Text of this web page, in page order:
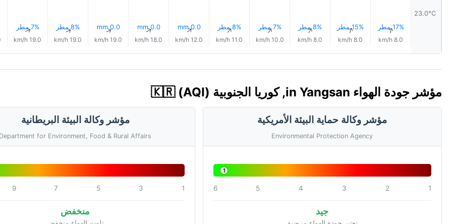
23.0°C
17% مطر↑
8.0 km/h
15% مطر↑
8.0 km/h
8% مطر↑
8.0 km/h
7% مطر↑
10.0 km/h
8% مطر↑
11.0 km/h
0.0 mm
↑
12.0 km/h
0.0 mm
↑
18.0 km/h
0.0 mm
↑
19.0 km/h
8% مطر↑
19.0 km/h
7% مطر↑
19.0 km/h
مؤشر جودة الهواء in Yangsan, كوريا الجنوبية 🇰🇷 (AQI)
مؤشر وكالة حماية البيئة الأمريكية
Environmental Protection Agency
1
1
2
3
4
5
6
جيد
مؤشر وكالة البيئة البريطانية
Department for Environment, Food & Rural Affairs
1
3
5
7
9
منخفض